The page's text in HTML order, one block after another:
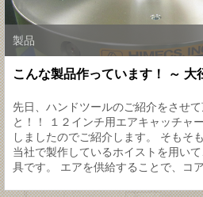
製品
こんな製品作っています！ ～ 大
先日、ハンドツールのご紹介をさせ
と！！ １２インチ用エアキャッチャ
しましたのでご紹介します。 そもそ
当社で製作しているホイストを用い
具です。 エアを供給することで、コ